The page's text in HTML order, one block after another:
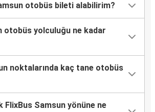
otobüs bileti alabilirim?
otobüs yolculuğu ne kadar
noktalarında kaç tane otobüs
FlixBus Samsun yönüne ne